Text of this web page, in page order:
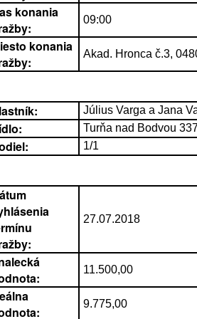
konania
09:00
konania
Akad. Hronca č.3,
Július Varga a Jana
Turňa nad Bodvou
1/1
27.07.2018
11.500,00
9.775,00